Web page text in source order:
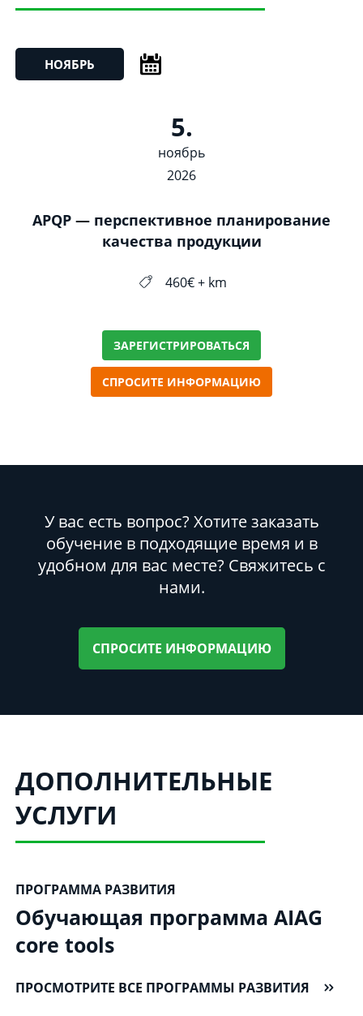
НОЯБРЬ
5.
ноябрь
2026
APQP — перспективное планирование
качества продукции
460€ + km
ЗАРЕГИСТРИРОВАТЬСЯ
СПРОСИТЕ ИНФОРМАЦИЮ
У вас есть вопрос? Хотите заказать
обучение в подходящие время и в
удобном для вас месте? Свяжитесь с
нами.
СПРОСИТЕ ИНФОРМАЦИЮ
ДОПОЛНИТЕЛЬНЫЕ
УСЛУГИ
ПРОГРАММА РАЗВИТИЯ
Обучающая программа AIAG
core tools
ПРОСМОТРИТЕ ВСЕ ПРОГРАММЫ РАЗВИТИЯ